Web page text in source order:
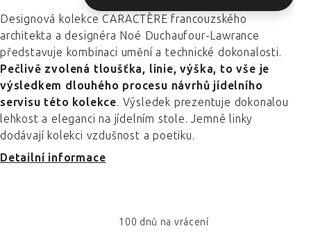
Designová kolekce CARACTÈRE francouzského
architekta a designéra Noé Duchaufour-Lawrance
představuje kombinaci umění a technické dokonalosti.
Pečlivě zvolená tloušťka, linie, výška, to vše je
výsledkem dlouhého procesu návrhů jídelního
servisu této kolekce. Výsledek prezentuje dokonalou
lehkost a eleganci na jídelním stole. Jemné linky
dodávají kolekci vzdušnost a poetiku.
Detailní informace
100 dnů na vrácení